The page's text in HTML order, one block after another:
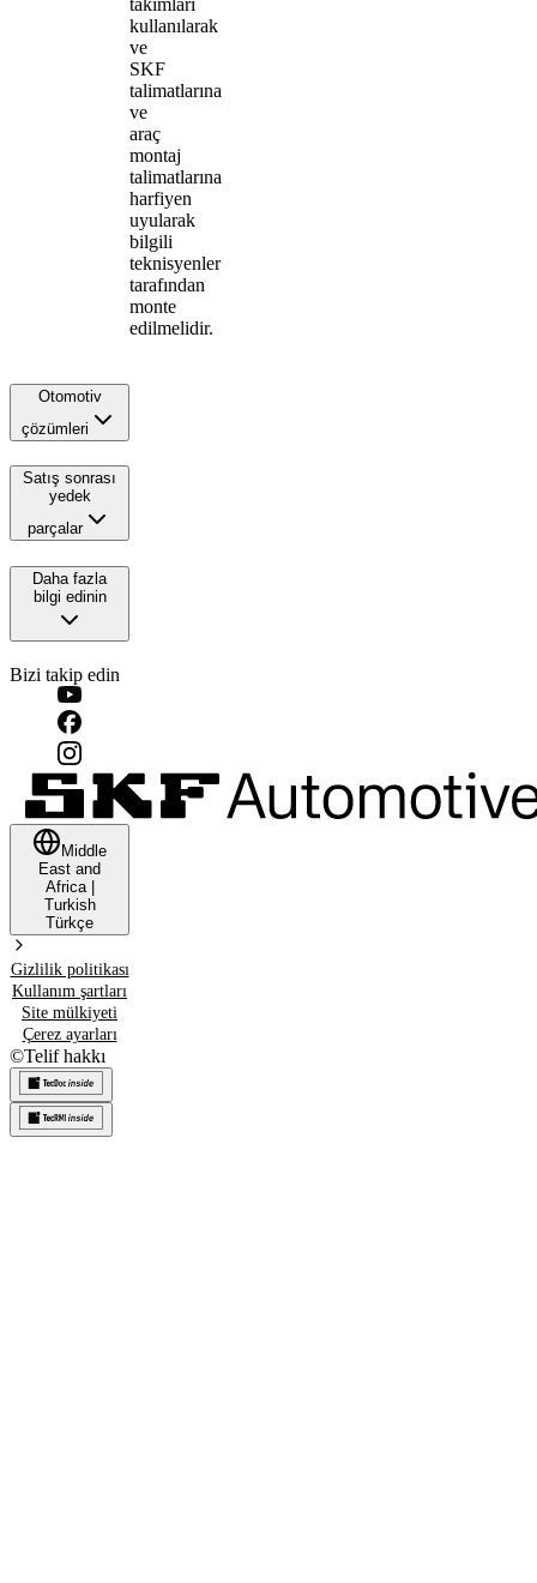
kullanılarak
ve
SKF
talimatlarına
ve
araç
montaj
talimatlarına
harfiyen
uyularak
bilgili
teknisyenler
tarafından
monte
edilmelidir.
Otomotiv
çözümleri
Satış sonrası
yedek
parçalar
Daha fazla
bilgi edinin
Bizi takip edin
Middle
East and
Africa|
Turkish
Türkçe
Gizlilik politikası
Kullanım şartları
Site mülkiyeti
Çerez ayarları
©Telif hakkı